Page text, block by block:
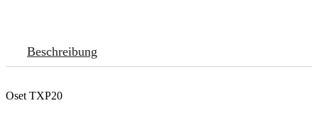
Beschreibung
Oset TXP20